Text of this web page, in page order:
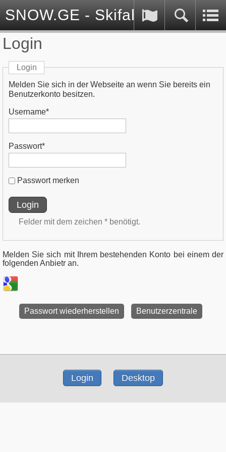
SNOW.GE - Skifahren in
Login
Login
Melden Sie sich in der Webseite an wenn Sie bereits ein
Benutzerkonto besitzen.
Username*
Passwort*
Passwort merken
Login
Felder mit dem zeichen * benötigt.
Melden Sie sich mit Ihrem bestehenden Konto bei einem der
folgenden Anbietr an.
Passwort wiederherstellen Benutzerzentrale
Login Desktop